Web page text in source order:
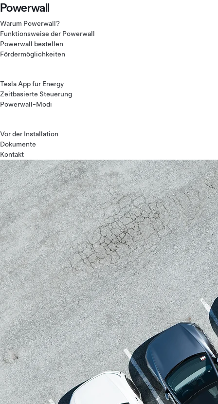
Powerwall
Warum Powerwall?
Funktionsweise der Powerwall
Powerwall bestellen
Fördermöglichkeiten
Tesla App für Energy
Zeitbasierte Steuerung
Powerwall-Modi
Vor der Installation
Dokumente
Kontakt